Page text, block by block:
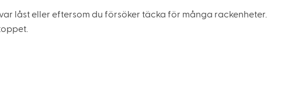
låst eller eftersom du försöker täcka för många rackenheter.